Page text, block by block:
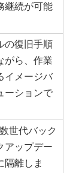
継続が可能
の復旧手順
がら、作業
イメージバ
ーションで
世代バック
アップデー
隔離しま